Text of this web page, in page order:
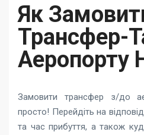
Як
Трансфер-
Аеропорту
Замовити трансфер з/до
просто! Перейдіть на
та час прибуття, а також